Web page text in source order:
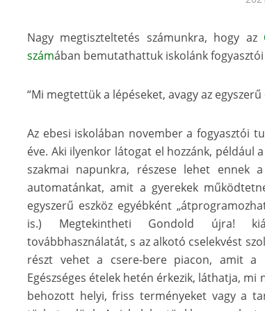
Nagy megtiszteltetés számunkra, hogy az
számában bemutathattuk iskolánk
“Mi megtettük a lépéseket, avagy az
Az ebesi iskolában november a fogyasztói
éve. Aki ilyenkor látogat el hozzánk, például
szakmai napunkra, részese lehet ennek
automatánkat, amit a gyerekek
egyszerű eszköz egyébként
is.) Megtekintheti Gondold újra!
továbbhasználatát, s az alkotó cselekvést
részt vehet a csere-bere piacon, amit
Egészséges ételek hetén érkezik, láthatja,
behozott helyi, friss terményeket vagy a